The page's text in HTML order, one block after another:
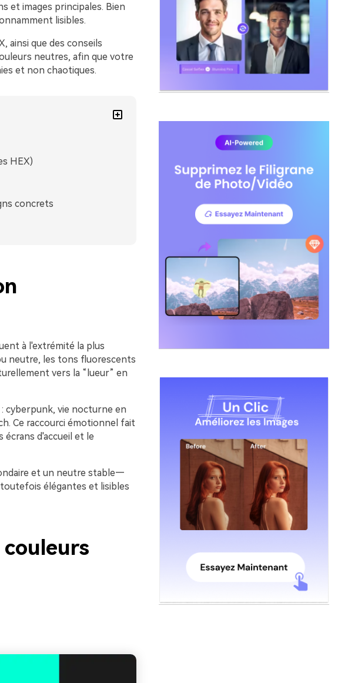
images principales. Bien
lisibles.
ainsi que des conseils
neutres, afin que votre
et non chaotiques.
HEX)
concrets
à l'extrémité la plus
neutre, les tons fluorescents
vers la “lueur” en
cyberpunk, vie nocturne en
Ce raccourci émotionnel fait
d'accueil et le
et un neutre stable—
élégantes et lisibles